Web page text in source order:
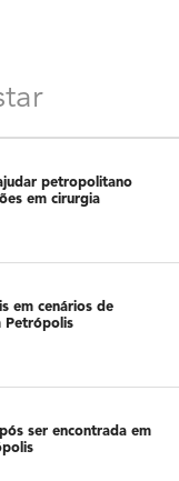
petropolitano
em cirurgia
em cenários de
Petrópolis
ser encontrada em